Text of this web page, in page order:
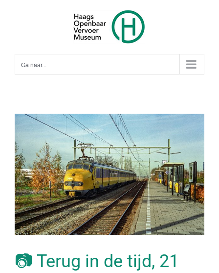
Ga naar...
📷 Terug in de tijd, 21